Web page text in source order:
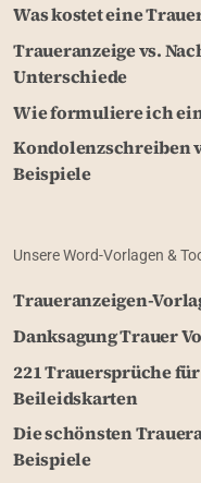
Was kostet eine
Traueranzeige vs.
Unterschiede
Wie formuliere ich
Kondolenzschreiben
Beispiele
Unsere Word-Vorlagen &
Traueranzeigen-
Danksagung Trauer
221 Trauersprüche
Beileidskarten
Die schönsten
Beispiele